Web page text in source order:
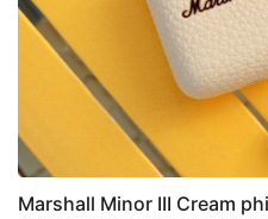
Marshall Minor III Cream